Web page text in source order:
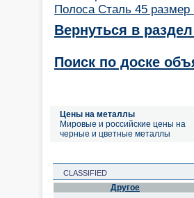
Полоса Сталь 45 размер
Вернуться в
Поиск по доске
Цены на металлы
Мировые и российские цены на
черные и цветные металлы
CLASSIFIED
Другое